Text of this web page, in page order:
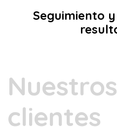
Seguimiento
Nuestros
clientes